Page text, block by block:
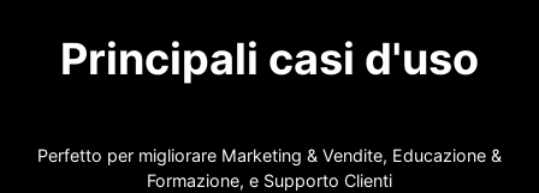
Principali casi d'uso
Perfetto per migliorare Marketing & Vendite, Educazione &
Formazione, e Supporto Clienti